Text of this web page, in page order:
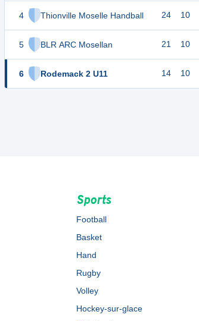
4 Thionville Moselle Handball
5 BLR ARC Mosellan
6 Rodemack 2 U11
24 10
21 10
14 10
Sports
Football
Basket
Hand
Rugby
Volley
Hockey-sur-glace